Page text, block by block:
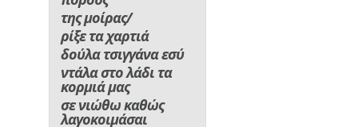
της μοίρας/
ρίξε τα χαρτιά
δούλα τσιγγάνα εσύ
ντάλα στο λάδι τα
κορμιά μας
σε νιώθω καθώς
λαγοκοιμάσαι